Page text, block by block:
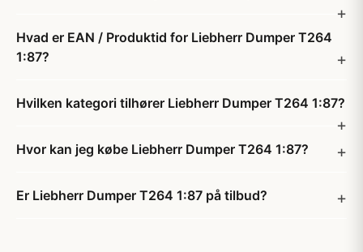
Hvad er EAN / Produktid for Liebherr Dumper T264
1:87?
Hvilken kategori tilhører Liebherr Dumper T264 1:87?
Hvor kan jeg købe Liebherr Dumper T264 1:87?
Er Liebherr Dumper T264 1:87 på tilbud?